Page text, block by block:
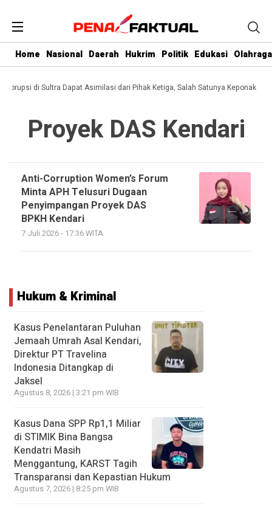
Home Nasional Daerah Hukrim Politik Edukasi Olahraga
Korupsi di Sultra Dapat Asimilasi dari Pihak Ketiga, Salah Satunya Keponakan
Proyek DAS Kendari
Anti-Corruption Women’s Forum
Minta APH Telusuri Dugaan
Penyimpangan Proyek DAS
BPKH Kendari
7 Juli 2026 - 17:36 WITA
Hukum & Kriminal
Kasus Penelantaran Puluhan
Jemaah Umrah Asal Kendari,
Direktur PT Travelina
Indonesia Ditangkap di
Jaksel
Agustus 8, 2026 | 3:21 pm WIB
Kasus Dana SPP Rp1,1 Miliar
di STIMIK Bina Bangsa
Kendatri Masih
Menggantung, KARST Tagih
Transparansi dan Kepastian Hukum
Agustus 7, 2026 | 8:25 pm WIB